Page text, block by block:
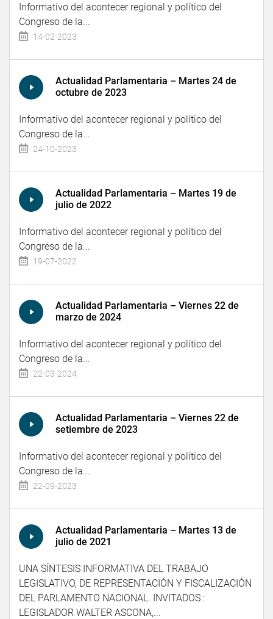
Informativo del acontecer regional y político del
Congreso de la...
14-02-2023
Actualidad Parlamentaria – Martes 24 de
octubre de 2023
Informativo del acontecer regional y político del
Congreso de la...
24-10-2023
Actualidad Parlamentaria – Martes 19 de
julio de 2022
Informativo del acontecer regional y político del
Congreso de la...
19-07-2022
Actualidad Parlamentaria – Viernes 22 de
marzo de 2024
Informativo del acontecer regional y político del
Congreso de la...
22-03-2024
Actualidad Parlamentaria – Viernes 22 de
setiembre de 2023
Informativo del acontecer regional y político del
Congreso de la...
22-09-2023
Actualidad Parlamentaria – Martes 13 de
julio de 2021
UNA SÍNTESIS INFORMATIVA DEL TRABAJO
LEGISLATIVO, DE REPRESENTACIÓN Y FISCALIZACIÓN
DEL PARLAMENTO NACIONAL. INVITADOS :
LEGISLADOR WALTER ASCONA,...